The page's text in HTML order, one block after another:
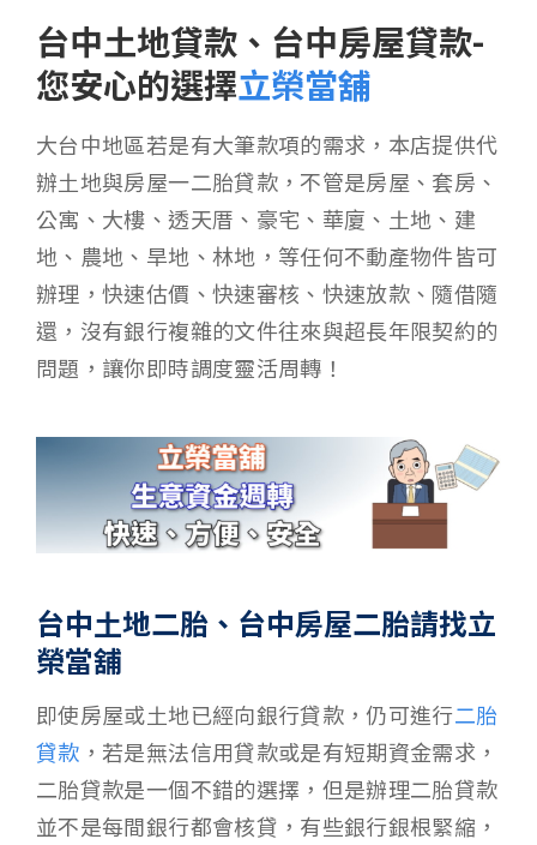
台中土地貸款、台中房屋貸款-
您安心的選擇立榮當舖
大台中地區若是有大筆款項的需求，本店提供代
辦土地與房屋一二胎貸款，不管是房屋、套房、
公寓、大樓、透天厝、豪宅、華廈、土地、建
地、農地、旱地、林地，等任何不動產物件皆可
辦理，快速估價、快速審核、快速放款、隨借隨
還，沒有銀行複雜的文件往來與超長年限契約的
問題，讓你即時調度靈活周轉！
台中土地二胎、台中房屋二胎請找立
榮當舖
即使房屋或土地已經向銀行貸款，仍可進行二胎
貸款 ，若是無法信用貸款或是有短期資金需求，
二胎貸款是一個不錯的選擇，但是辦理二胎貸款
並不是每間銀行都會核貸，有些銀行銀根緊縮，